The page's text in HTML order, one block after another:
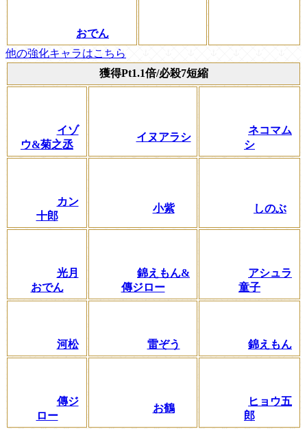
おでん
他の強化キャラはこちら
獲得Pt1.1倍/必殺7短縮
イゾ
ウ&菊之丞
イヌアラシ
ネコマム
シ
カン
十郎
小紫 しのぶ
光月
おでん
錦えもん&
傳ジロー
アシュラ
童子
河松 雷ぞう 錦えもん
‎傳ジ
ロー
お鶴
ヒョウ五
郎